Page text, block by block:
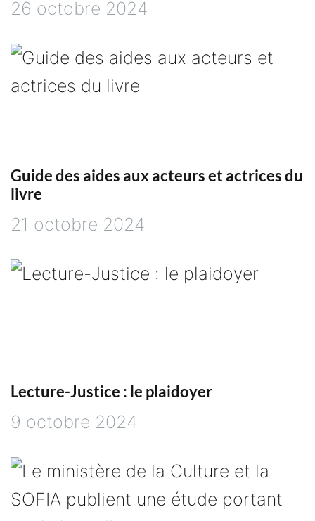
26 octobre 2024
Guide des aides aux acteurs et actrices du
livre
21 octobre 2024
Lecture-Justice : le plaidoyer
9 octobre 2024